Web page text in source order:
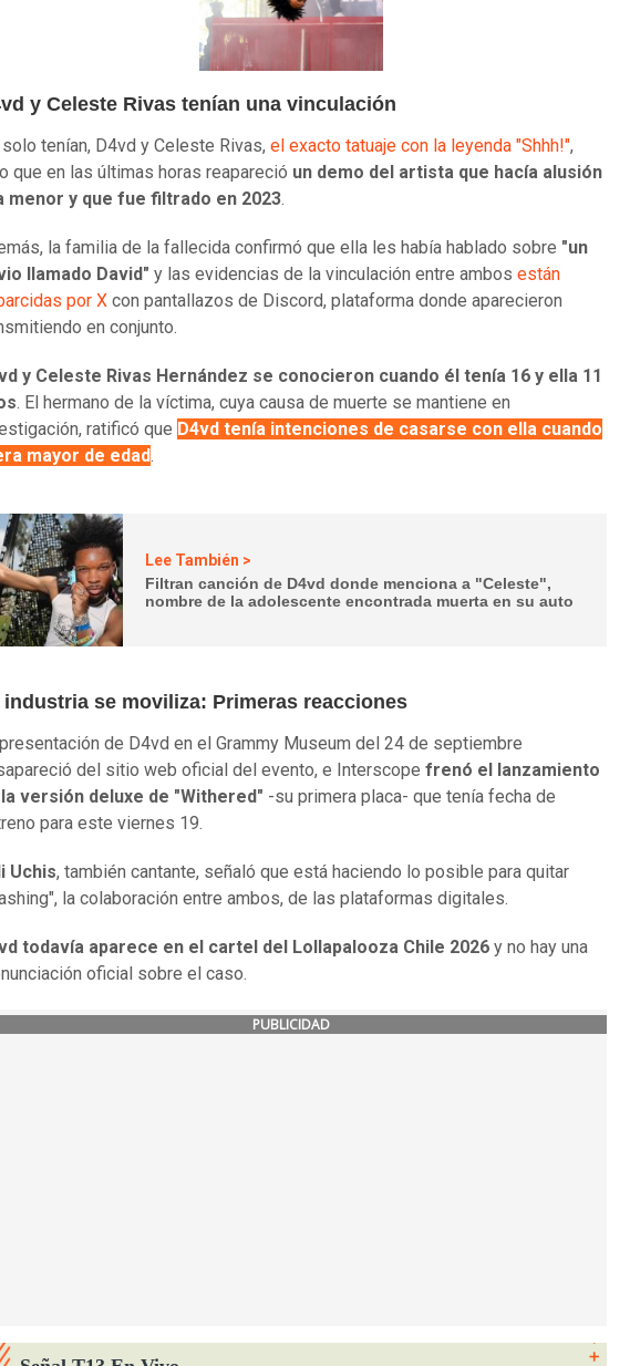
y Celeste Rivas tenían una vinculación
solo tenían, D4vd y Celeste Rivas, el exacto tatuaje con la leyenda "Shhh!",
que en las últimas horas reapareció un demo del artista que hacía alusión
menor y que fue filtrado en 2023.
la familia de la fallecida confirmó que ella les había hablado sobre "un
llamado David" y las evidencias de la vinculación entre ambos están
por X con pantallazos de Discord, plataforma donde aparecieron
en conjunto.
y Celeste Rivas Hernández se conocieron cuando él tenía 16 y ella 11
. El hermano de la víctima, cuya causa de muerte se mantiene en
ratificó que D4vd tenía intenciones de casarse con ella cuando
mayor de edad.
Lee También >
Filtran canción de D4vd donde menciona a "Celeste",
nombre de la adolescente encontrada muerta en su auto
industria se moviliza: Primeras reacciones
de D4vd en el Grammy Museum del 24 de septiembre
del sitio web oficial del evento, e Interscope frenó el lanzamiento
versión deluxe de "Withered" -su primera placa- que tenía fecha de
para este viernes 19.
Uchis, también cantante, señaló que está haciendo lo posible para quitar
la colaboración entre ambos, de las plataformas digitales.
todavía aparece en el cartel del Lollapalooza Chile 2026 y no hay una
oficial sobre el caso.
PUBLICIDAD